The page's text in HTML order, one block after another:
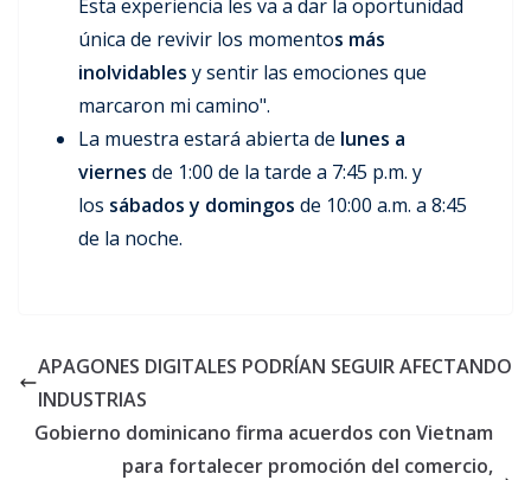
Esta experiencia les va a dar la oportunidad
única de revivir los momentos más
inolvidables y sentir las emociones que
marcaron mi camino".
La muestra estará abierta de lunes a
viernes de 1:00 de la tarde a 7:45 p.m. y
los sábados y domingos de 10:00 a.m. a 8:45
de la noche.
APAGONES DIGITALES PODRÍAN SEGUIR AFECTANDO
INDUSTRIAS
Gobierno dominicano firma acuerdos con Vietnam
para fortalecer promoción del comercio,